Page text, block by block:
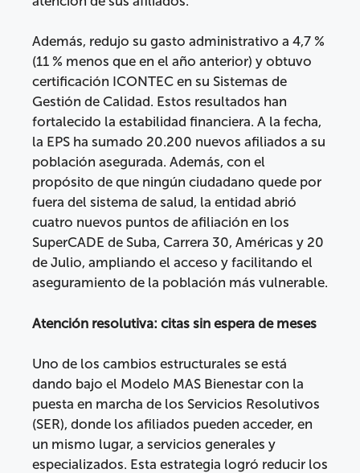
Además, redujo su gasto administrativo a 4,7 %
(11 % menos que en el año anterior) y obtuvo
certificación ICONTEC en su Sistemas de
Gestión de Calidad. Estos resultados han
fortalecido la estabilidad financiera. A la fecha,
la EPS ha sumado 20.200 nuevos afiliados a su
población asegurada. Además, con el
propósito de que ningún ciudadano quede por
fuera del sistema de salud, la entidad abrió
cuatro nuevos puntos de afiliación en los
SuperCADE de Suba, Carrera 30, Américas y 20
de Julio, ampliando el acceso y facilitando el
aseguramiento de la población más vulnerable.
Atención resolutiva: citas sin espera de meses
Uno de los cambios estructurales se está
dando bajo el Modelo MAS Bienestar con la
puesta en marcha de los Servicios Resolutivos
(SER), donde los afiliados pueden acceder, en
un mismo lugar, a servicios generales y
especializados. Esta estrategia logró reducir los